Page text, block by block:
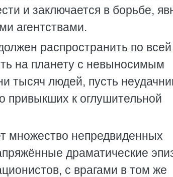
и заключается в борьбе,
агентствами.
распространить по всей
на планету с невыносимым
тысяч людей, пусть
привыкших к оглушительной
множество непредвиденных
драматические
с врагами в том же